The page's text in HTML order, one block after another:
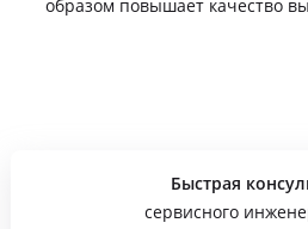
образом повышает качество
Быстрая
сервисного